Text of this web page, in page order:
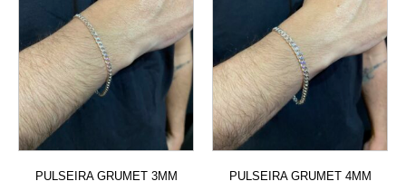
PULSEIRA GRUMET 3MM PULSEIRA GRUMET 4MM